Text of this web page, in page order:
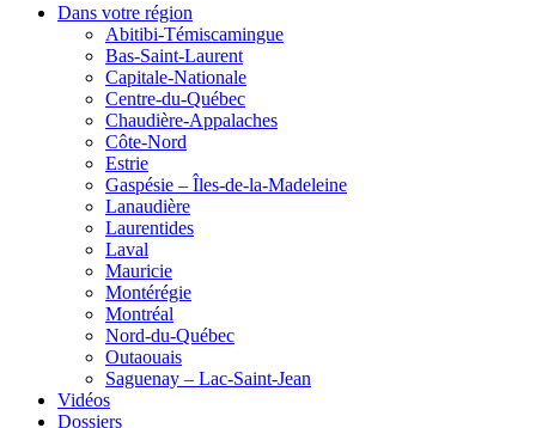
Dans votre région
Abitibi-Témiscamingue
Bas-Saint-Laurent
Capitale-Nationale
Centre-du-Québec
Chaudière-Appalaches
Côte-Nord
Estrie
Gaspésie – Îles-de-la-Madeleine
Lanaudière
Laurentides
Laval
Mauricie
Montérégie
Montréal
Nord-du-Québec
Outaouais
Saguenay – Lac-Saint-Jean
Vidéos
Dossiers